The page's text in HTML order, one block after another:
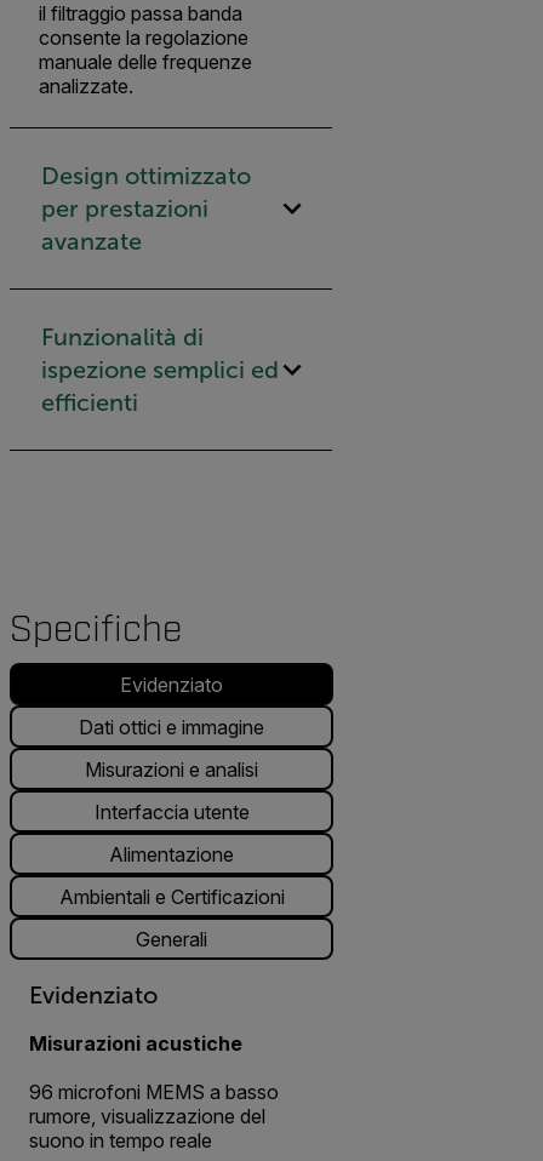
il filtraggio passa banda
consente la regolazione
manuale delle frequenze
analizzate.
Design ottimizzato
per prestazioni
avanzate
Funzionalità di
ispezione semplici ed
efficienti
Specifiche
Evidenziato
Dati ottici e immagine
Misurazioni e analisi
Interfaccia utente
Alimentazione
Ambientali e Certificazioni
Generali
Evidenziato
Misurazioni acustiche
96 microfoni MEMS a basso
rumore, visualizzazione del
suono in tempo reale